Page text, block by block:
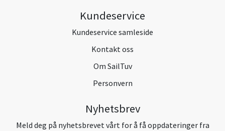
Kundeservice
Kundeservice samleside
Kontakt oss
Om SailTuv
Personvern
Nyhetsbrev
Meld deg på nyhetsbrevet vårt for å få oppdateringer fra